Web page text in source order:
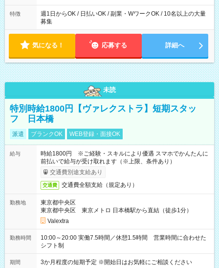
特徴
週1日からOK / 日払いOK / 副業・WワークOK / 10名以上の大量
募集
気になる！ 応募する 詳細へ
未読
特別時給1800円【ヴァレクストラ】短期スタッ
フ 日本橋
派遣 ブランクOK WEB登録・面接OK
給与
時給1800円 ※ご経験・スキルにより優遇 スマホでかんたんに
前払いで給与が受け取れます（※上限、条件あり）
交通費別途支給あり
交通費 交通費全額支給（規定あり）
勤務地
東京都中央区
東京都中央区 東京メトロ 日本橋駅から直結（徒歩1分）
Valextra
勤務時間
10:00～20:00 実働7.5時間／休憩1.5時間 営業時間に合わせた
シフト制
期間 3か月程度の短期予定 ※開始日はお気軽にご相談ください